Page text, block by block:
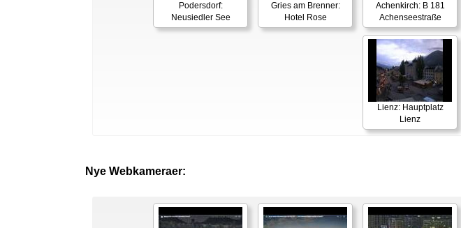
Podersdorf:
Neusiedler See
Gries am Brenner:
Hotel Rose
Achenkirch: B 181
Achenseestraße
Lienz: Hauptplatz
Lienz
Nye Webkameraer: